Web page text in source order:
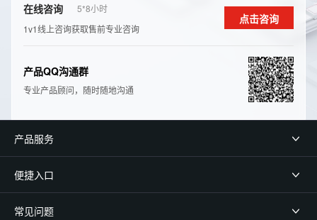
在线咨询
5*8⼩时
1v1线上咨询获取售前专业咨询
点击咨询
产品QQ沟通群
专业产品顾问，随时随地沟通
产品服务
便捷入口
常见问题